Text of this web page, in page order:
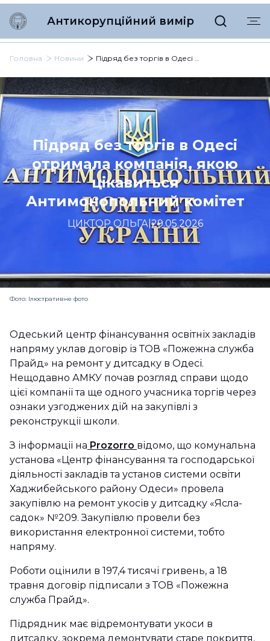
Антикорупційний вимір
Головна Новини Підряд без торгів в Одесі отримала компанія, якою цікавиться Антимонопольний комітет
Підряд без торгів в Одесі
отримала компанія, якою
цікавиться
Антимонопольний комітет
ЦИКТОР ОЛЬГА|29.05.2026
Фото: Ілюстративне фото
Одеський центр фінансування освітніх закладів
напряму уклав договір із ТОВ «Пожежна служба
Прайд» на ремонт у дитсадку в Одесі.
Нещодавно АМКУ почав розгляд справи щодо
цієї компанії та ще одного учасника торгів через
ознаки узгоджених дій на закупівлі з
реконструкції школи.
З інформації на Prozorro відомо, що комунальна
установа «Центр фінансування та господарської
діяльності закладів та установ системи освіти
Хаджибейського району Одеси» провела
закупівлю на ремонт укосів у дитсадку «Ясла-
садок» №209. Закупівлю провели без
використання електронної системи, тобто
напряму.
Роботи оцінили в 197,4 тисячі гривень, а 18
травня договір підписали з ТОВ «Пожежна
служба Прайд».
Підрядник має відремонтувати укоси в
дитсадку, зокрема демонтувати старе покриття,